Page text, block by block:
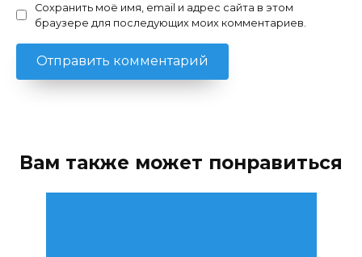
Сохранить моё имя, email и адрес сайта в этом
браузере для последующих моих комментариев.
Вам также может понравиться